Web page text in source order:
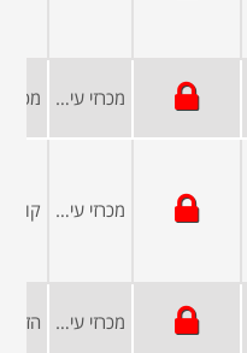
מכרזי עיריות ומועצות
מכרזי עיריות ומועצות
מכרזי עיריות ומועצות